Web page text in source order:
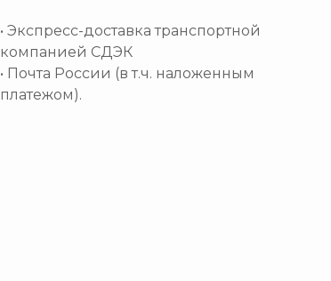
• Экспресс-доставка транспортной
компанией СДЭК
• Почта России (в т.ч. наложенным
платежом).